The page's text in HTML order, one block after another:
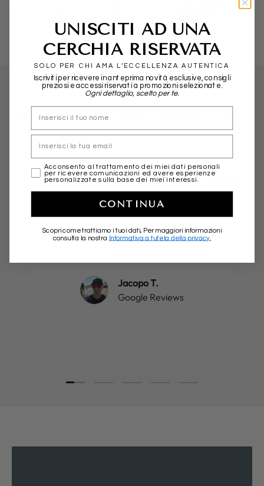
WHAT THEY SAY ABOUT US...
Friendly, professional and fast in shipping.
More than positive experience. Highly
recommended!
★★★★★
Jacopo T.
Google Reviews
UNISCITI AD UNA
CERCHIA RISERVATA
SOLO PER CHI AMA L’ECCELLENZA AUTENTICA
Iscriviti per ricevere in anteprima novità esclusive, consigli
preziosi e accessi riservati a promozioni selezionate.
Ogni dettaglio, scelto per te.
nome
Email
marketing
Acconsento al trattamento dei miei dati personali
per ricevere comunicazioni ed avere esperienze
personalizzate sulla base dei miei interessi.
CONTINUA
Scopri come trattiamo i tuoi dati, Per maggiori informazioni
consulta la nostra Informativa a tutela della privacy.